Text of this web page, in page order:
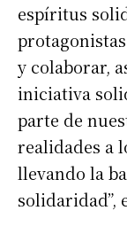
espíritus
y colaborar,
iniciativa
parte de
realidades a
llevando la
solidaridad”,